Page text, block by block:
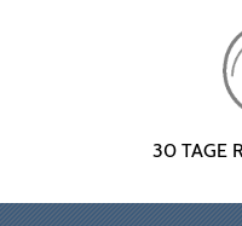
30 TAGE